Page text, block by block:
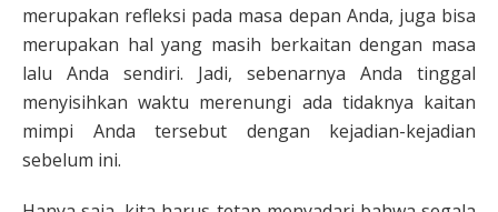
merupakan refleksi pada masa depan Anda, juga bisa
merupakan hal yang masih berkaitan dengan masa
lalu Anda sendiri. Jadi, sebenarnya Anda tinggal
menyisihkan waktu merenungi ada tidaknya kaitan
mimpi Anda tersebut dengan kejadian-kejadian
sebelum ini.